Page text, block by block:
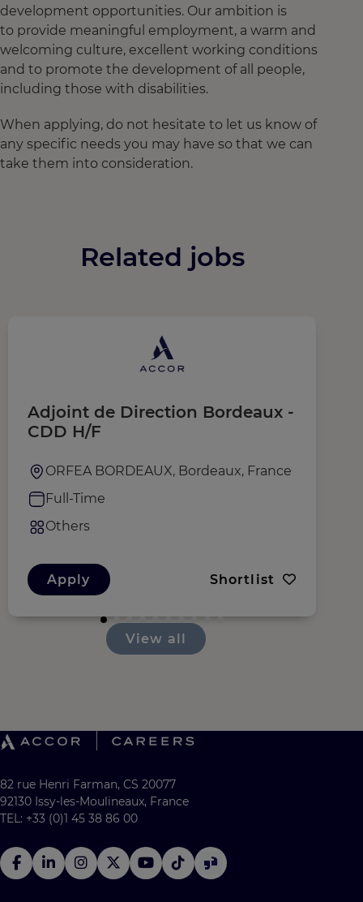
development opportunities. Our ambition is
to provide meaningful employment, a warm and
welcoming culture, excellent working conditions
and to promote the development of all people,
including those with disabilities.
When applying, do not hesitate to let us know of
any specific needs you may have so that we can
take them into consideration.
Related jobs
Adjoint de Direction Bordeaux -
CDD H/F
ORFEA BORDEAUX, Bordeaux, France
Full-Time
Others
Apply Shortlist
View all
82 rue Henri Farman, CS 20077
92130 Issy-les-Moulineaux, France
TEL: +33 (0)1 45 38 86 00